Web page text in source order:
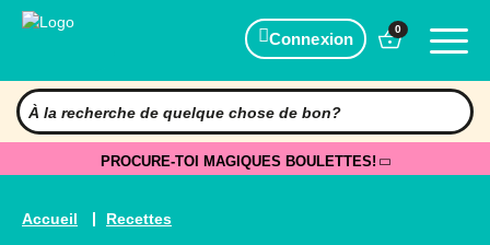
Connexion
0
PROCURE-TOI MAGIQUES BOULETTES!
Accueil Recettes